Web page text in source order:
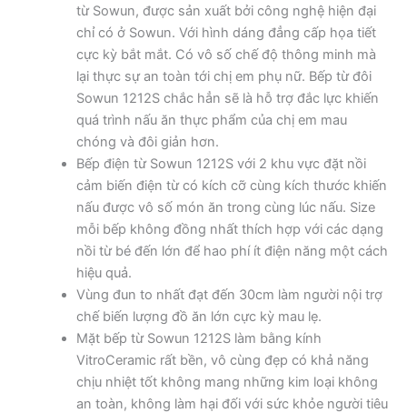
từ Sowun, được sản xuất bởi công nghệ hiện đại
chỉ có ở Sowun. Với hình dáng đẳng cấp họa tiết
cực kỳ bắt mắt. Có vô số chế độ thông minh mà
lại thực sự an toàn tới chị em phụ nữ. Bếp từ đôi
Sowun 1212S chắc hẳn sẽ là hỗ trợ đắc lực khiến
quá trình nấu ăn thực phẩm của chị em mau
chóng và đôi giản hơn.
Bếp điện từ Sowun 1212S với 2 khu vực đặt nồi
cảm biến điện từ có kích cỡ cùng kích thước khiến
nấu được vô số món ăn trong cùng lúc nấu. Size
mỗi bếp không đồng nhất thích hợp với các dạng
nồi từ bé đến lớn để hao phí ít điện năng một cách
hiệu quả.
Vùng đun to nhất đạt đến 30cm làm người nội trợ
chế biến lượng đồ ăn lớn cực kỳ mau lẹ.
Mặt bếp từ Sowun 1212S làm bằng kính
VitroCeramic rất bền, vô cùng đẹp có khả năng
chịu nhiệt tốt không mang những kim loại không
an toàn, không làm hại đối với sức khỏe người tiêu